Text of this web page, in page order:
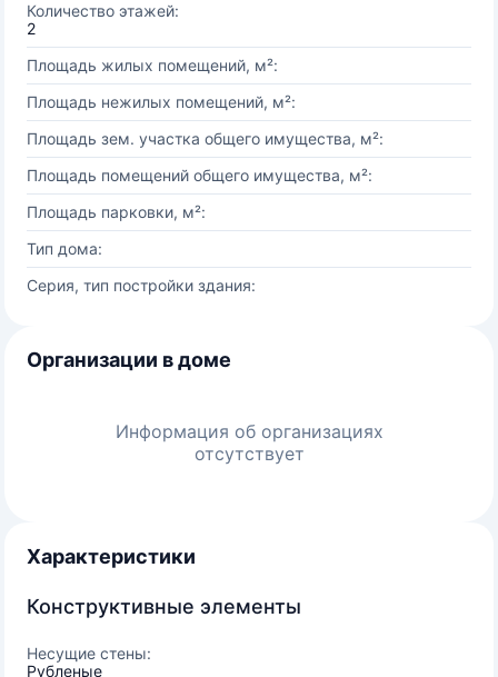
Количество этажей:
2
Площадь жилых помещений, м²:
Площадь нежилых помещений, м²:
Площадь зем. участка общего имущества, м²:
Площадь помещений общего имущества, м²:
Площадь парковки, м²:
Тип дома:
Серия, тип постройки здания:
Организации в доме
Информация об организациях
отсутствует
Характеристики
Конструктивные элементы
Несущие стены:
Рубленые